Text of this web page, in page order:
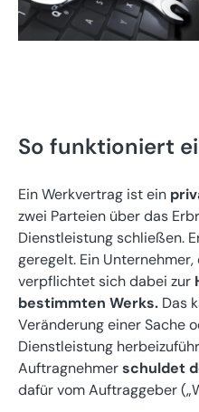
So funktioniert
Ein Werkvertrag ist ein
zwei Parteien über das
Dienstleistung schließen.
geregelt. Ein
verpflichtet sich dabei zur
bestimmten Werks. Das
Veränderung einer Sache
Dienstleistung
Auftragnehmerschuldet
dafür vom Auftraggeber